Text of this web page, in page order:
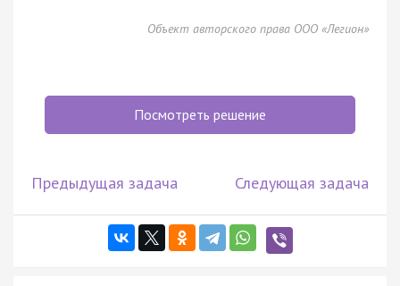
Объект авторского права ООО «Легион»
Посмотреть решение
Предыдущая задача Следующая задача